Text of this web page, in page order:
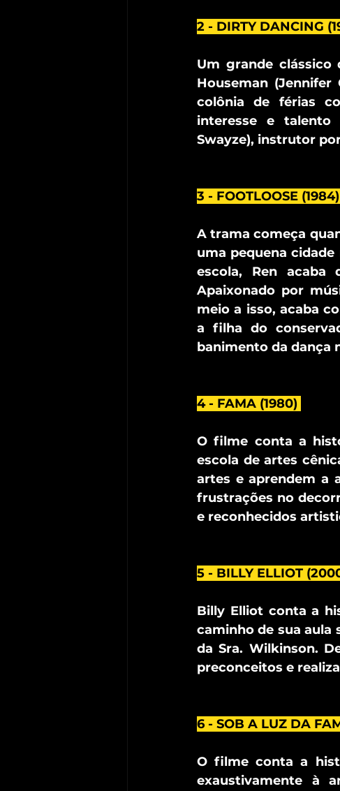
2 - DIRTY DANCING
Um grande clássico
Houseman
colônia de férias
interesse e talento
Swayze), instrutor
3 - FOOTLOOSE (1984)
A trama começa
uma pequena
escola, Ren acaba
Apaixonado por
meio a isso, acaba
a filha do
banimento da dança
4 - FAMA (1980)
O filme conta a
escola de artes
artes e aprendem a
frustrações no
e reconhecidos
5 - BILLY ELLIOT
Billy Elliot conta a
caminho de sua aula
da Sra. Wilkinson.
preconceitos e
6 - SOB A LUZ DA
O filme conta a
exaustivamente à